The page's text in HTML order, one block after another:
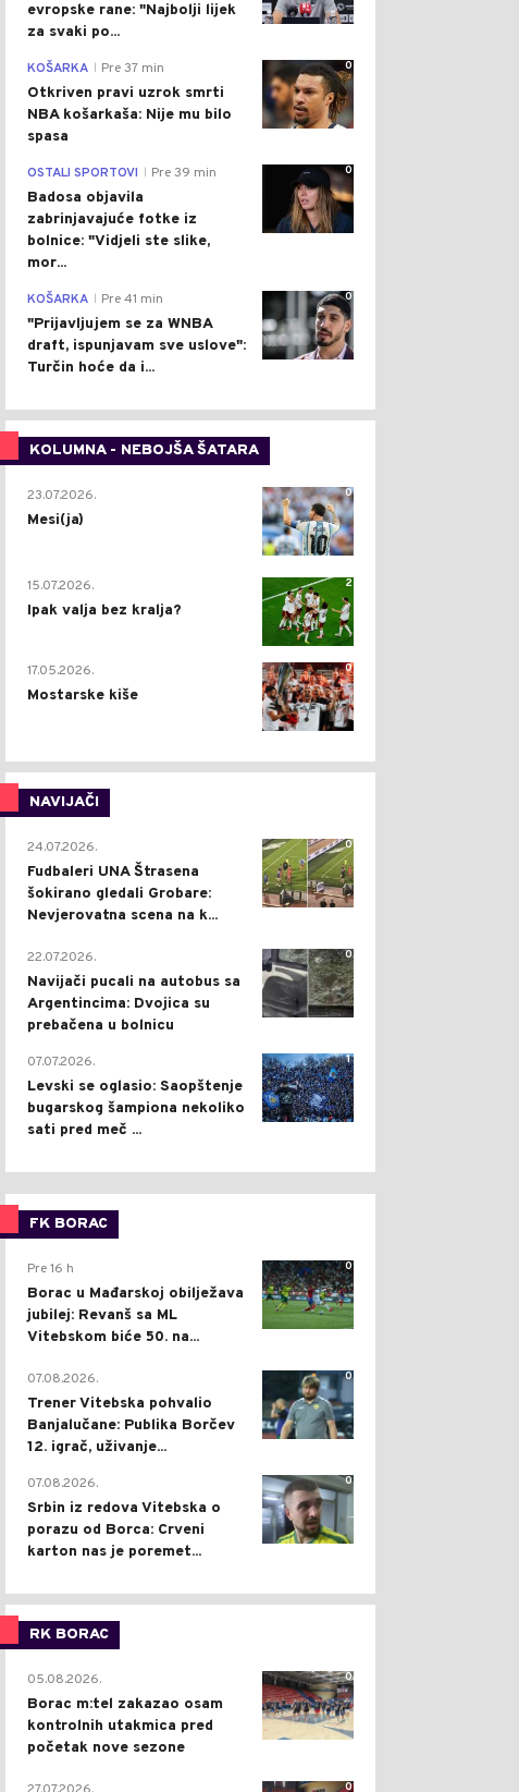
evropske rane: "Najbolji lijek
za svaki po...
0
KOŠARKA Pre 37 min
Otkriven pravi uzrok smrti
NBA košarkaša: Nije mu bilo
spasa
0
OSTALI SPORTOVI Pre 39 min
Badosa objavila
zabrinjavajuće fotke iz
bolnice: "Vidjeli ste slike,
mor...
0
KOŠARKA Pre 41 min
"Prijavljujem se za WNBA
draft, ispunjavam sve uslove":
Turčin hoće da i...
KOLUMNA - NEBOJŠA ŠATARA
0
23.07.2026.
Mesi(ja)
2
15.07.2026.
Ipak valja bez kralja?
0
17.05.2026.
Mostarske kiše
NAVIJAČI
0
24.07.2026.
Fudbaleri UNA Štrasena
šokirano gledali Grobare:
Nevjerovatna scena na k...
0
22.07.2026.
Navijači pucali na autobus sa
Argentincima: Dvojica su
prebačena u bolnicu
1
07.07.2026.
Levski se oglasio: Saopštenje
bugarskog šampiona nekoliko
sati pred meč ...
FK BORAC
0
Pre 16 h
Borac u Mađarskoj obilježava
jubilej: Revanš sa ML
Vitebskom biće 50. na...
0
07.08.2026.
Trener Vitebska pohvalio
Banjalučane: Publika Borčev
12. igrač, uživanje...
0
07.08.2026.
Srbin iz redova Vitebska o
porazu od Borca: Crveni
karton nas je poremet...
RK BORAC
0
05.08.2026.
Borac m:tel zakazao osam
kontrolnih utakmica pred
početak nove sezone
0